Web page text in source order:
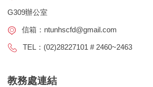
G309辦公室
信箱： ntunhscfd@gmail.com
TEL：(02)28227101 # 2460~2463
教務處連結